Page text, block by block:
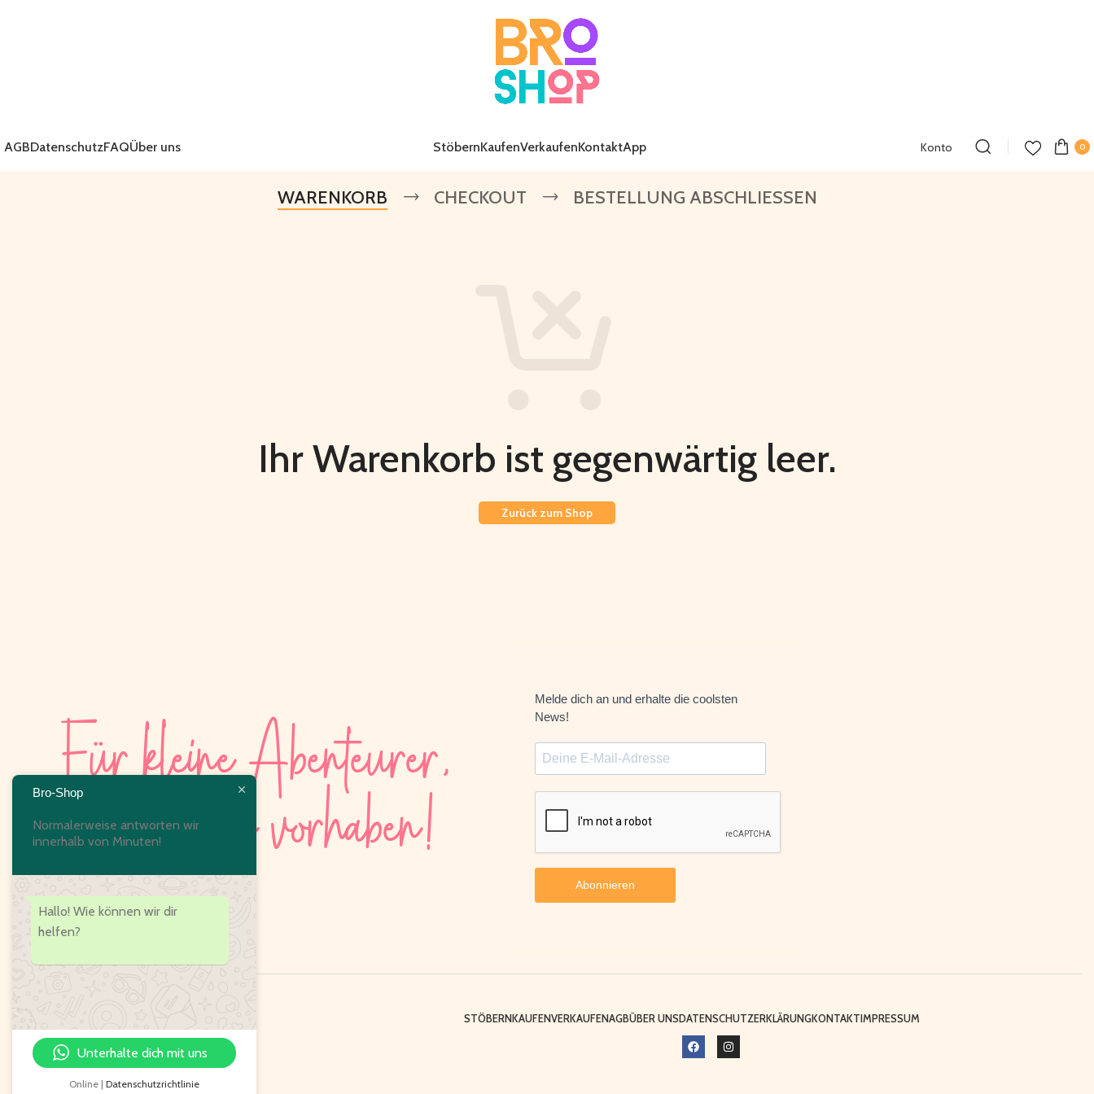
AGBDatenschutzFAQÜber uns StöbernKaufenVerkaufenKontaktApp Konto 0
WARENKORB CHECKOUT BESTELLUNG ABSCHLIESSEN
Ihr Warenkorb ist gegenwärtig leer.
Zurück zum Shop
Für kleine Abenteurer,
die Grosses vorhaben!
Melde dich an und erhalte die coolsten
News!
Abonnieren
STÖBERNKAUFENVERKAUFENAGBÜBER UNSDATENSCHUTZERKLÄRUNGKONTAKTIMPRESSUM
Bro-Shop
Normalerweise antworten wir
innerhalb von Minuten!
Hallo! Wie können wir dir
helfen?
Unterhalte dich mit uns
Online | Datenschutzrichtlinie